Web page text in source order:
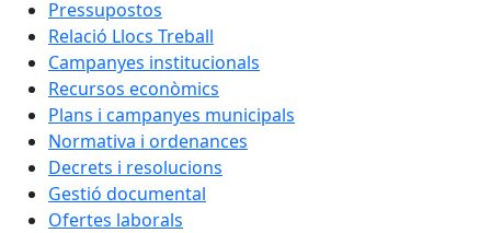
Pressupostos
Relació Llocs Treball
Campanyes institucionals
Recursos econòmics
Plans i campanyes municipals
Normativa i ordenances
Decrets i resolucions
Gestió documental
Ofertes laborals